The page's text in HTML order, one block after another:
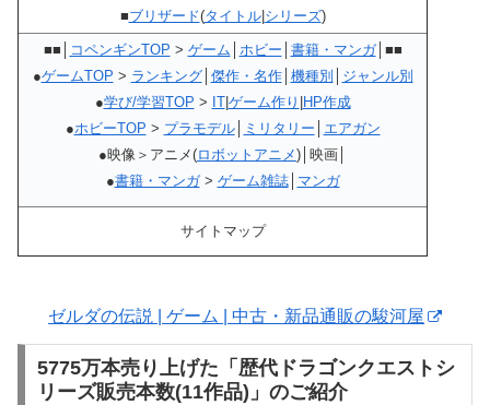
■ブリザード(タイトル| シリーズ)
■■│ コペンギンTOP > ゲーム ホビー 書籍・マンガ│■■
●ゲームTOP > ランキング│ 傑作・名作│ 機種別
ジャンル別
●学び/学習TOP > IT| ゲーム作り HP作成
●ホビーTOP > プラモデル│ ミリタリー
エアガン
●映像＞アニメ(ロボットアニメ)│映画│
●書籍・マンガ> ゲーム雑誌│ マンガ
サイトマップ
ゼルダの伝説 | ゲーム | 中古・新品通販の駿河屋
5775万本売り上げた「歴代ドラゴンクエストシ
リーズ販売本数(11作品)」のご紹介